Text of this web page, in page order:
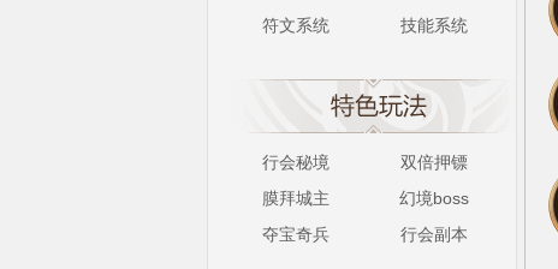
符文系统
技能系统
行会秘境
双倍押镖
膜拜城主
幻境boss
夺宝奇兵
行会副本